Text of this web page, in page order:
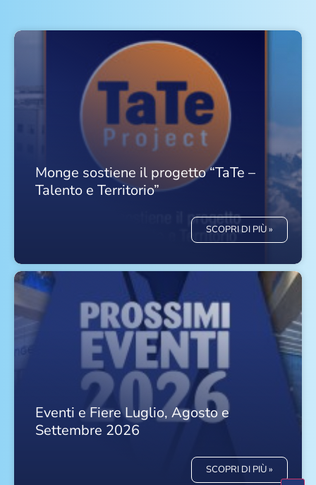
Monge sostiene il progetto “TaTe –
Talento e Territorio”
SCOPRI DI PIÙ »
Eventi e Fiere Luglio, Agosto e
Settembre 2026
SCOPRI DI PIÙ »